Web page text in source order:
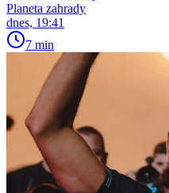
Planeta zahrady
dnes, 19:41
7 min